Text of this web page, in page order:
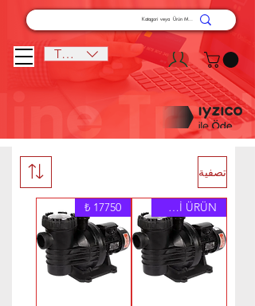
TRY (₺)
تصفية
YENİ ÜRÜN
17750 ₺